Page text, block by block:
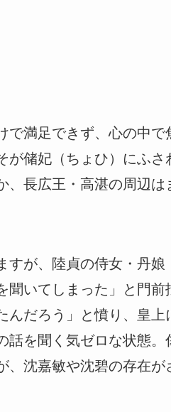
で満足できず、心の中で
が储妃（ちょひ）にふさ
、長広王・高湛の周辺は
が、陸貞の侍女・丹娘
聞いてしまった」と門前
んだろう」と憤り、皇上
を聞く気ゼロな状態。
、沈嘉敏や沈碧の存在が